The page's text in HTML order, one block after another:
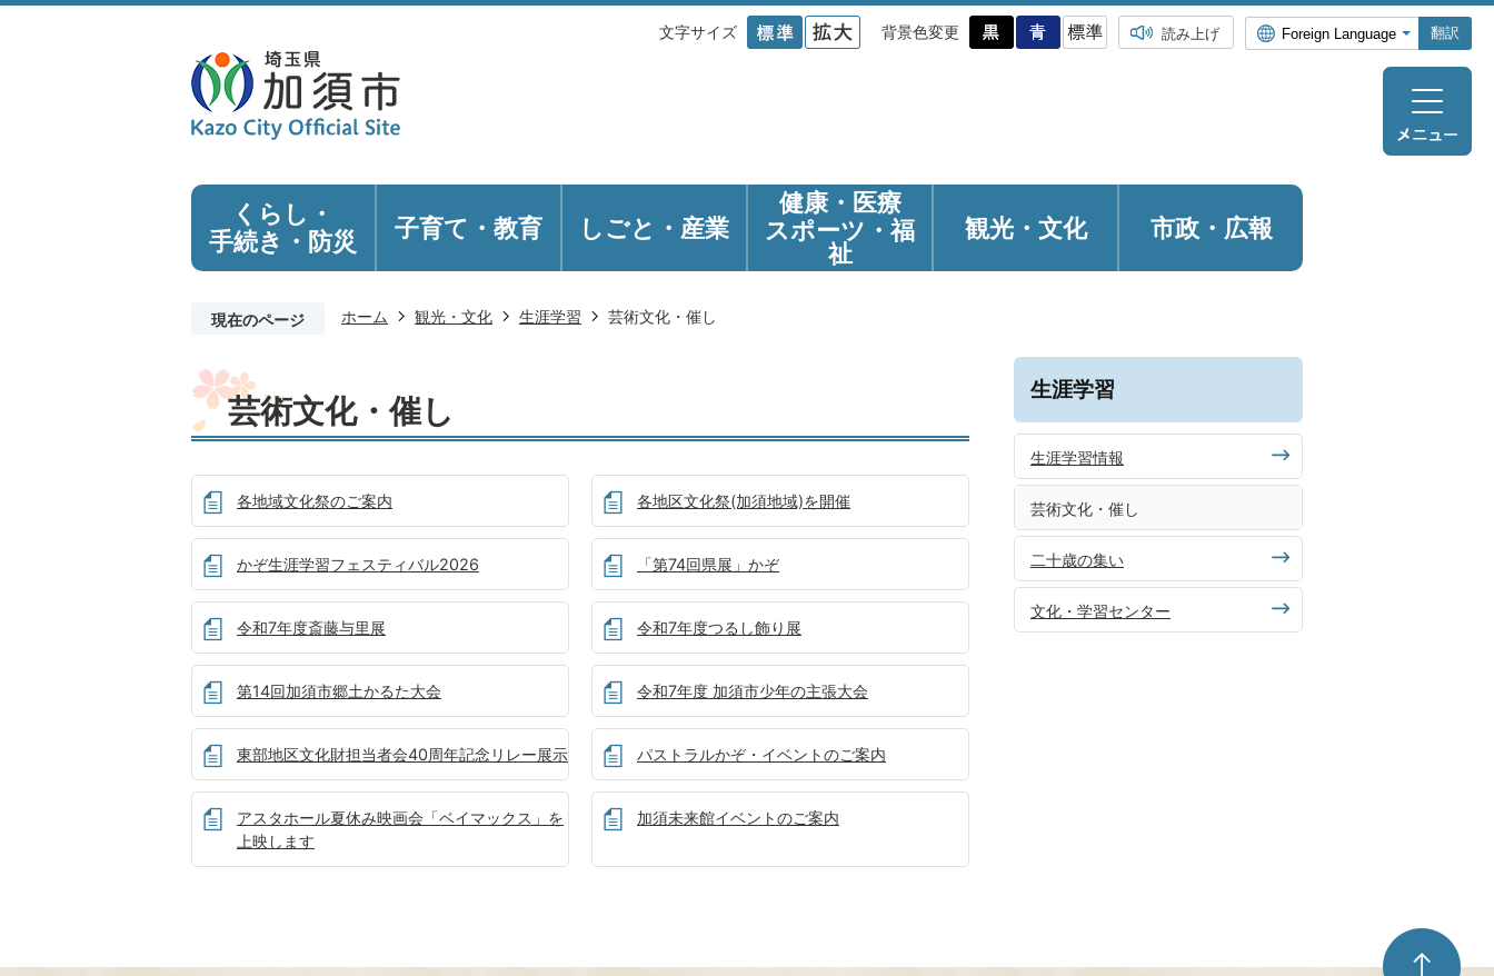
文字サイズ 背景色変更 読み上げ 翻訳
くらし・
手続き ・防災 子育て・教育 しごと・産業
健康・医療
スポーツ・福
祉
観光・ 文化 市政・広報
現在のページ ホーム 観光・文化 生涯学習 芸術文化・催し
芸術文化・催し
各地域文化祭のご案内 各地区文化祭(加須地域)を開催
かぞ生涯学習フェスティバル2026 「第74回県展」かぞ
令和7年度斎藤与里展 令和7年度つるし飾り展
第14回加須市郷土かるた大会 令和7年度 加須市少年の主張大会
東部地区文化財担当者会40周年記念リレー展示 パストラルかぞ・イベントのご案内
アスタホール夏休み映画会「ベイマックス」を
上映します
加須未来館イベントのご案内
生涯学習
生涯学習情報
芸術文化・催し
二十歳の集い
文化・学習センター
ペ
ー